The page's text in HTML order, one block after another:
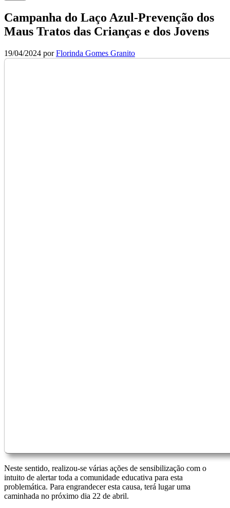
Campanha do Laço Azul-Prevenção dos
Maus Tratos das Crianças e dos Jovens
19/04/2024 porFlorinda Gomes Granito
Neste sentido, realizou-se várias ações de sensibilização com o
intuito de alertar toda a comunidade educativa para esta
problemática. Para engrandecer esta causa, terá lugar uma
caminhada no próximo dia 22 de abril.